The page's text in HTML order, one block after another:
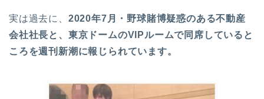
実は過去に、 2020年7月・野球賭博疑惑のある不動産
会社社長と、東京ドームのVIPルームで同席していると
ころを週刊新潮に報じられています。